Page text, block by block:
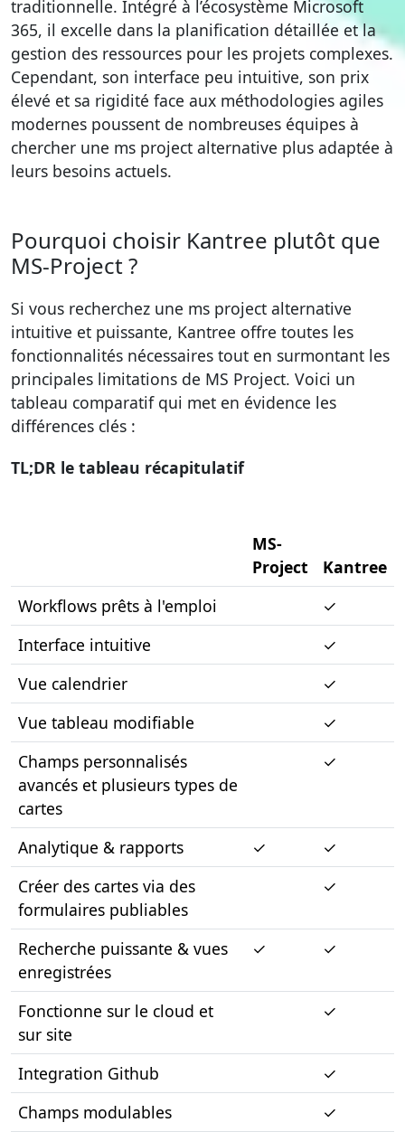
traditionnelle. Intégré à l’écosystème Microsoft
365, il excelle dans la planification détaillée et la
gestion des ressources pour les projets complexes.
Cependant, son interface peu intuitive, son prix
élevé et sa rigidité face aux méthodologies agiles
modernes poussent de nombreuses équipes à
chercher une ms project alternative plus adaptée à
leurs besoins actuels.
Pourquoi choisir Kantree plutôt que
MS-Project ?
Si vous recherchez une ms project alternative
intuitive et puissante, Kantree offre toutes les
fonctionnalités nécessaires tout en surmontant les
principales limitations de MS Project. Voici un
tableau comparatif qui met en évidence les
différences clés :
TL;DR le tableau récapitulatif
MS-
Project
Kantree
Workflows prêts à l'emploi
✓
Interface intuitive
✓
Vue calendrier
✓
Vue tableau modifiable
✓
Champs personnalisés
avancés et plusieurs types de
cartes
✓
Analytique & rapports ✓
✓
Créer des cartes via des
formulaires publiables
✓
Recherche puissante & vues
enregistrées
✓ ✓
Fonctionne sur le cloud et
sur site
✓
Integration Github
✓
Champs modulables
✓